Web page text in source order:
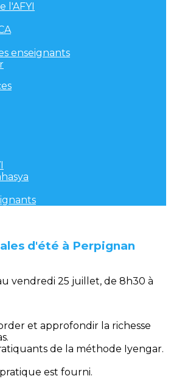
l'AFYI
enseignants
d'été à Perpignan
vendredi 25 juillet, de 8h30 à
et approfondir la richesse
de la méthode Iyengar.
est fourni.